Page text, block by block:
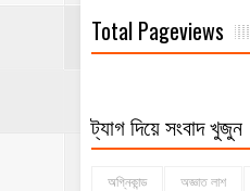
Total Pageviews
ট্যাগ দিয়ে সংবাদ খুজুন
অগ্নিকান্ড অজ্ঞাত লাশ